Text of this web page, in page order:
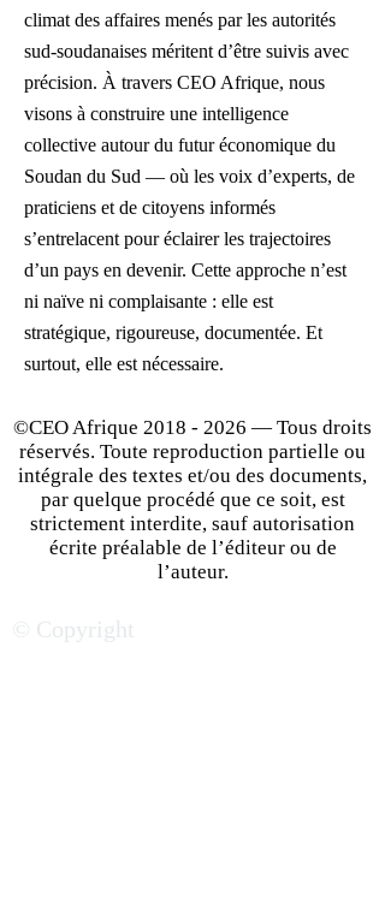
climat des affaires menés par les autorités
sud-soudanaises méritent d’être suivis avec
précision. À travers CEO Afrique, nous
visons à construire une intelligence
collective autour du futur économique du
Soudan du Sud — où les voix d’experts, de
praticiens et de citoyens informés
s’entrelacent pour éclairer les trajectoires
d’un pays en devenir. Cette approche n’est
ni naïve ni complaisante : elle est
stratégique, rigoureuse, documentée. Et
surtout, elle est nécessaire.
©CEO Afrique 2018 - 2026 — Tous droits
réservés. Toute reproduction partielle ou
intégrale des textes et/ou des documents,
par quelque procédé que ce soit, est
strictement interdite, sauf autorisation
écrite préalable de l’éditeur ou de
l’auteur.
© Copyright